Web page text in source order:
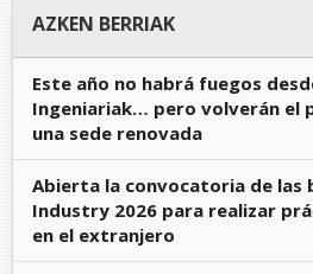
AZKEN BERRIAK
Este año no habrá fuegos
Ingeniariak… pero volverán el
una sede renovada
Abierta la convocatoria de las
Industry 2026 para realizar
en el extranjero